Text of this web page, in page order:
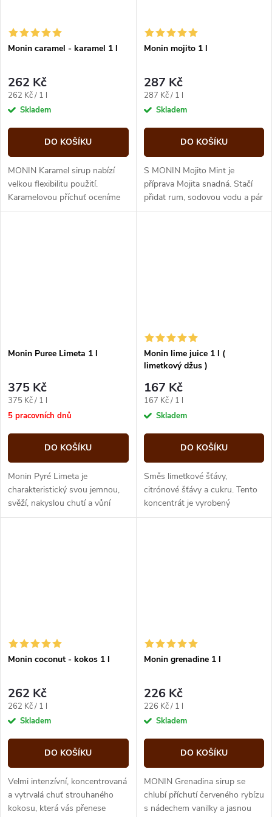
Monin caramel - karamel 1 l
262 Kč
Měrná
cena:
262 Kč / 1 l
Skladem
DO KOŠÍKU
MONIN Karamel sirup nabízí
velkou flexibilitu použití.
Karamelovou příchuť oceníme
při přípravě ochucených
Monin mojito 1 l
287 Kč
Měrná
cena:
287 Kč / 1 l
Skladem
DO KOŠÍKU
S MONIN Mojito Mint je
příprava Mojita snadná. Stačí
přidat rum, sodovou vodu a pár
kapek limety! Mojito je nyní
Monin Puree Limeta 1 l
375 Kč
Měrná
cena:
375 Kč / 1 l
5 pracovních dnů
DO KOŠÍKU
Monin Pyré Limeta je
charakteristický svou jemnou,
svěží, nakyslou chutí a vůní
pocházející z dužiny, šťávy i
Monin lime juice 1 l (
limetkový džus )
167 Kč
Měrná
cena:
167 Kč / 1 l
Skladem
DO KOŠÍKU
Směs limetkové šťávy,
citrónové šťávy a cukru. Tento
koncentrát je vyrobený
z nejméně 50 procentní šťávy,
Monin coconut - kokos 1 l
262 Kč
Měrná
cena:
262 Kč / 1 l
Skladem
DO KOŠÍKU
Velmi intenzívní, koncentrovaná
a vytrvalá chuť strouhaného
kokosu, která vás přenese
Monin grenadine 1 l
226 Kč
Měrná
cena:
226 Kč / 1 l
Skladem
DO KOŠÍKU
MONIN Grenadina sirup se
chlubí příchutí červeného rybízu
s nádechem vanilky a jasnou